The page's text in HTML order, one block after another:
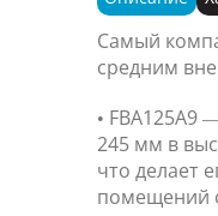
Самый
средним
• FBA125A9
245 мм в
что делает
помещений